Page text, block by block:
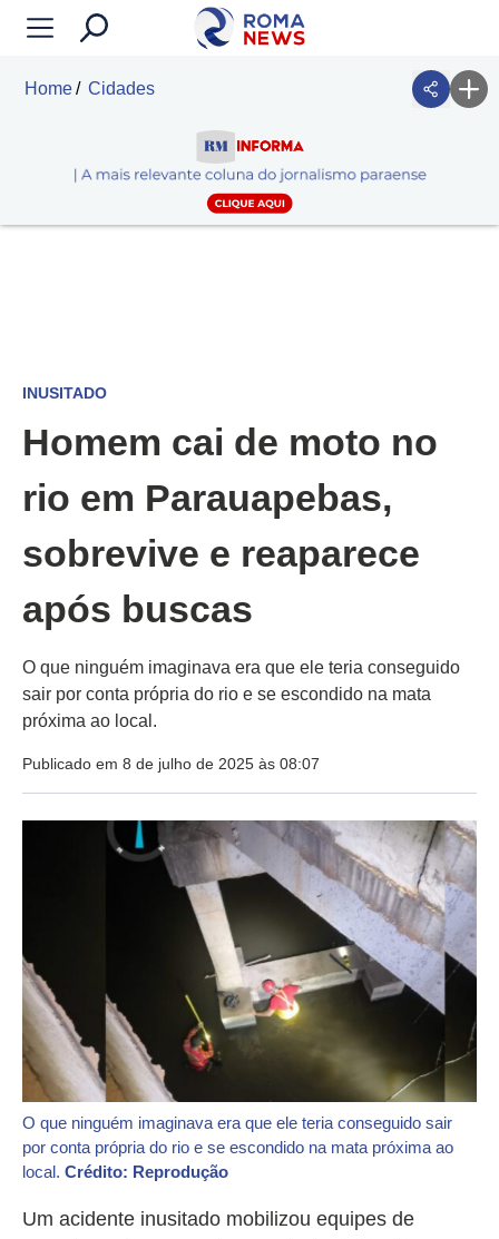
Home Cidades
INUSITADO
Homem cai de moto no
rio em Parauapebas,
sobrevive e reaparece
após buscas
O que ninguém imaginava era que ele teria conseguido
sair por conta própria do rio e se escondido na mata
próxima ao local.
Publicado em 8 de julho de 2025 às 08:07
O que ninguém imaginava era que ele teria conseguido sair
por conta própria do rio e se escondido na mata próxima ao
local. Crédito: Reprodução
Um acidente inusitado mobilizou equipes de